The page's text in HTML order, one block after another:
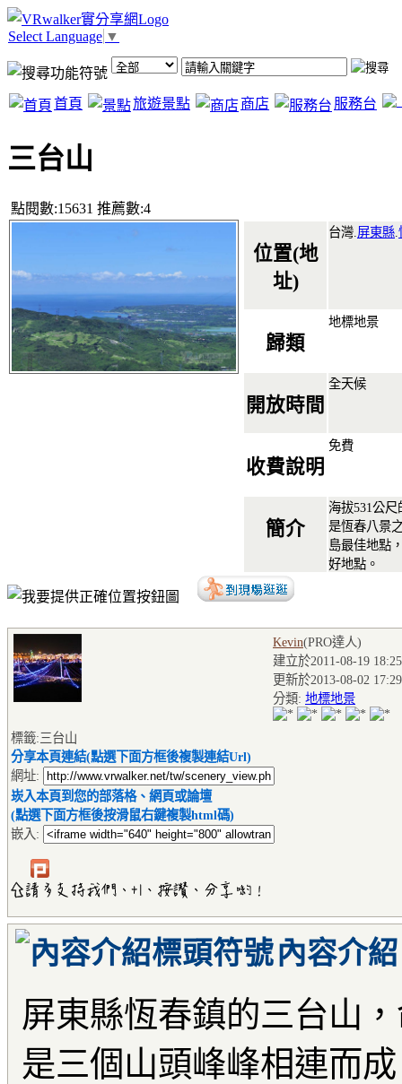
Select Language ▼
首頁 旅遊景點 商店 服務台
三台山
點閱數:15631 推薦數:4
位置(地
址)
台灣. 屏東縣
歸類
地標地景
開放時間
全天候
收費說明
免費
簡介
海拔531公
是恆春八景
島最佳地點
好地點。
Kevin(PRO達人)
建立於2011-08-19
更新於2013-08-02
分類: 地標地景
標籤:三台山
分享本頁連結(點選下面方框後複製連結Url)
網址:
崁入本頁到您的部落格、網頁或論壇
(點選下面方框後按滑鼠右鍵複製html碼)
嵌入:
內容介紹
屏東縣恆春鎮的三台山
是三個山頭峰峰相連而